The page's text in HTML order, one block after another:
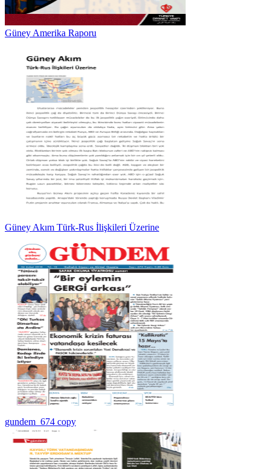
Güney Amerika Raporu
Güney Akım Türk-Rus İlişkileri Üzerine
gundem_674 copy